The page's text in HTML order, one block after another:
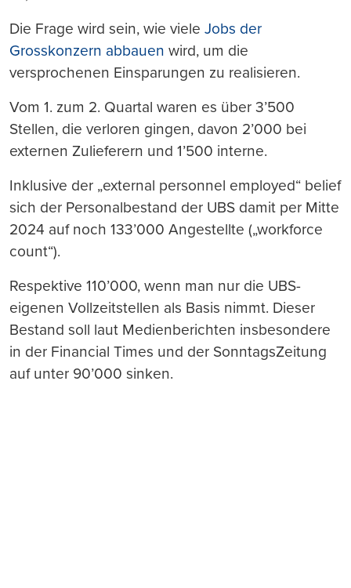
Die Frage wird sein, wie viele Jobs der
Grosskonzern abbauen wird, um die
versprochenen Einsparungen zu realisieren.
Vom 1. zum 2. Quartal waren es über 3’500
Stellen, die verloren gingen, davon 2’000 bei
externen Zulieferern und 1’500 interne.
Inklusive der „external personnel employed“ belief
sich der Personalbestand der UBS damit per Mitte
2024 auf noch 133’000 Angestellte („workforce
count“).
Respektive 110’000, wenn man nur die UBS-
eigenen Vollzeitstellen als Basis nimmt. Dieser
Bestand soll laut Medienberichten insbesondere
in der Financial Times und der SonntagsZeitung
auf unter 90’000 sinken.